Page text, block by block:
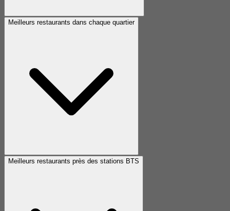
Meilleurs restaurants dans chaque quartier
Meilleurs restaurants près des stations BTS